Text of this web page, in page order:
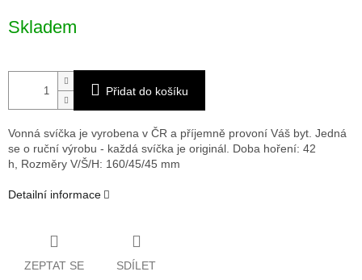
cena:
Skladem
Přidat do košíku
Vonná svíčka je vyrobena v ČR a příjemně provoní Váš byt. Jedná
se o ruční výrobu - každá svíčka je originál. Doba hoření: 42
h, Rozměry V/Š/H: 160/45/45 mm
Detailní informace
ZEPTAT SE SDÍLET